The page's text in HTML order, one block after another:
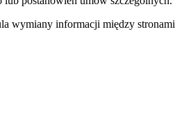
wymiany informacji między stronami